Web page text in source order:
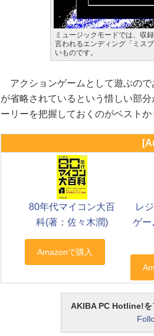
ミュージックモードでは、収
言われるエンディング「ミス
いものです。
アクションゲームとして遊ぶので
が省略されているという惜しい部
ーリーを把握しておくのがベストか
80年代マイコン大百
科(著：佐々木潤)
レ
ゲー
AKIBA PC Hotline!を